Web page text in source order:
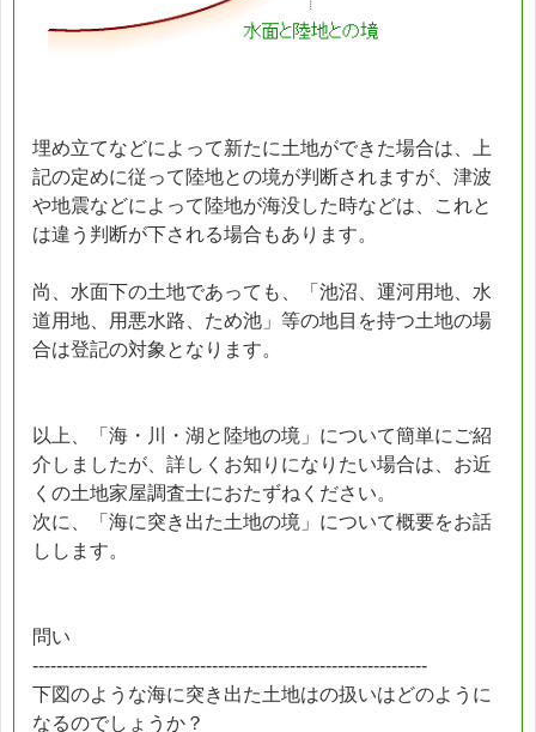
埋め立てなどによって新たに土地ができた場合は、上
記の定めに従って陸地との境が判断されますが、津波
や地震などによって陸地が海没した時などは、これと
は違う判断が下される場合もあります。
尚、水面下の土地であっても、「池沼、運河用地、水
道用地、用悪水路、ため池」等の地目を持つ土地の場
合は登記の対象となります。
以上、「海・川・湖と陸地の境」について簡単にご紹
介しましたが、詳しくお知りになりたい場合は、お近
くの土地家屋調査士におたずねください。
次に、「海に突き出た土地の境」について概要をお話
しします。
問い
------------------------------------------------------------------
下図のような海に突き出た土地はの扱いはどのように
なるのでしょうか？